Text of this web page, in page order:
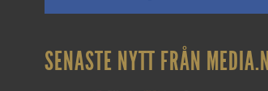
SENASTE NYTT FRÅN